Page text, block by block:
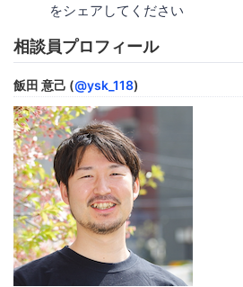
をシェアしてください
相談員プロフィール
飯田 意己 (@ysk_118)